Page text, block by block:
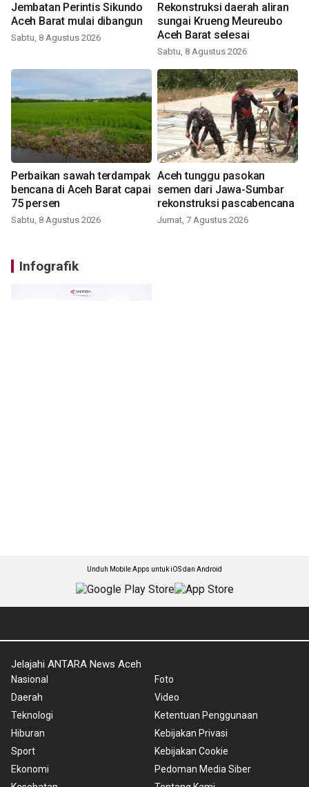
Jembatan Perintis Sikundo
Aceh Barat mulai dibangun
Sabtu, 8 Agustus 2026
Rekonstruksi daerah aliran
sungai Krueng Meureubo
Aceh Barat selesai
Sabtu, 8 Agustus 2026
Perbaikan sawah terdampak
bencana di Aceh Barat capai
75 persen
Sabtu, 8 Agustus 2026
Aceh tunggu pasokan
semen dari Jawa-Sumbar
rekonstruksi pascabencana
Jumat, 7 Agustus 2026
Infografik
Unduh Mobile Apps untuk iOS dan Android
Jelajahi ANTARA News Aceh
Nasional
Daerah
Teknologi
Hiburan
Sport
Ekonomi
Foto
Video
Ketentuan Penggunaan
Kebijakan Privasi
Kebijakan Cookie
Pedoman Media Siber